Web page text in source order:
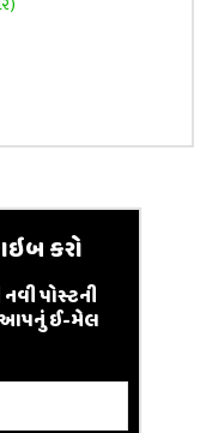
કરો
પોસ્ટની
આપનું ઈ-મેલ